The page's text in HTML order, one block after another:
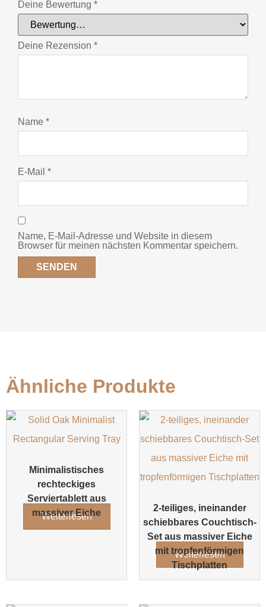
Deine Bewertung *
Deine Rezension *
Name *
E-Mail *
Name, E-Mail-Adresse und Website in diesem
Browser für meinen nächsten Kommentar speichern.
Ähnliche Produkte
Minimalistisches
rechteckiges
Serviertablett aus
massiver Eiche
Weiterlesen
2-teiliges, ineinander
schiebbares Couchtisch-
Set aus massiver Eiche
mit tropfenförmigen
Tischplatten
Weiterlesen